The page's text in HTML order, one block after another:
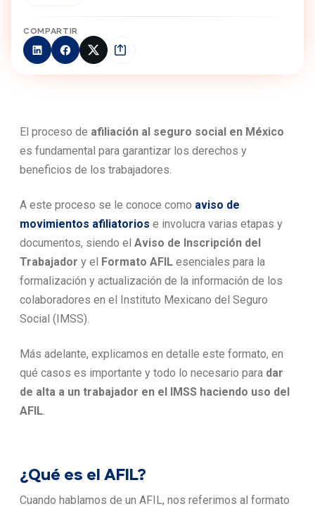
COMPARTIR
El proceso de afiliación al seguro social en México
es fundamental para garantizar los derechos y
beneficios de los trabajadores.
A este proceso se le conoce como aviso de
movimientos afiliatorios e involucra varias etapas y
documentos, siendo el Aviso de Inscripción del
Trabajador y el Formato AFIL esenciales para la
formalización y actualización de la información de los
colaboradores en el Instituto Mexicano del Seguro
Social (IMSS).
Más adelante, explicamos en detalle este formato, en
qué casos es importante y todo lo necesario para dar
de alta a un trabajador en el IMSS haciendo uso del
AFIL.
¿Qué es el AFIL?
Cuando hablamos de un AFIL, nos referimos al formato